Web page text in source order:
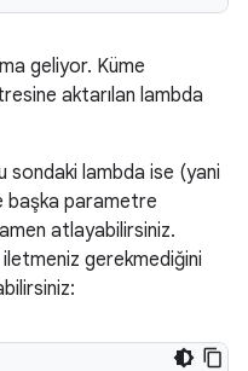
geliyor. Küme
aktarılan lambda
lambda ise (yani
başka parametre
atlayabilirsiniz.
gerekmediğini